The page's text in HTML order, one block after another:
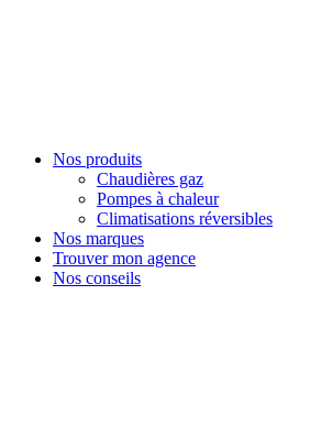
Nos produits
Chaudières gaz
Pompes à chaleur
Climatisations réversibles
Nos marques
Trouver mon agence
Nos conseils